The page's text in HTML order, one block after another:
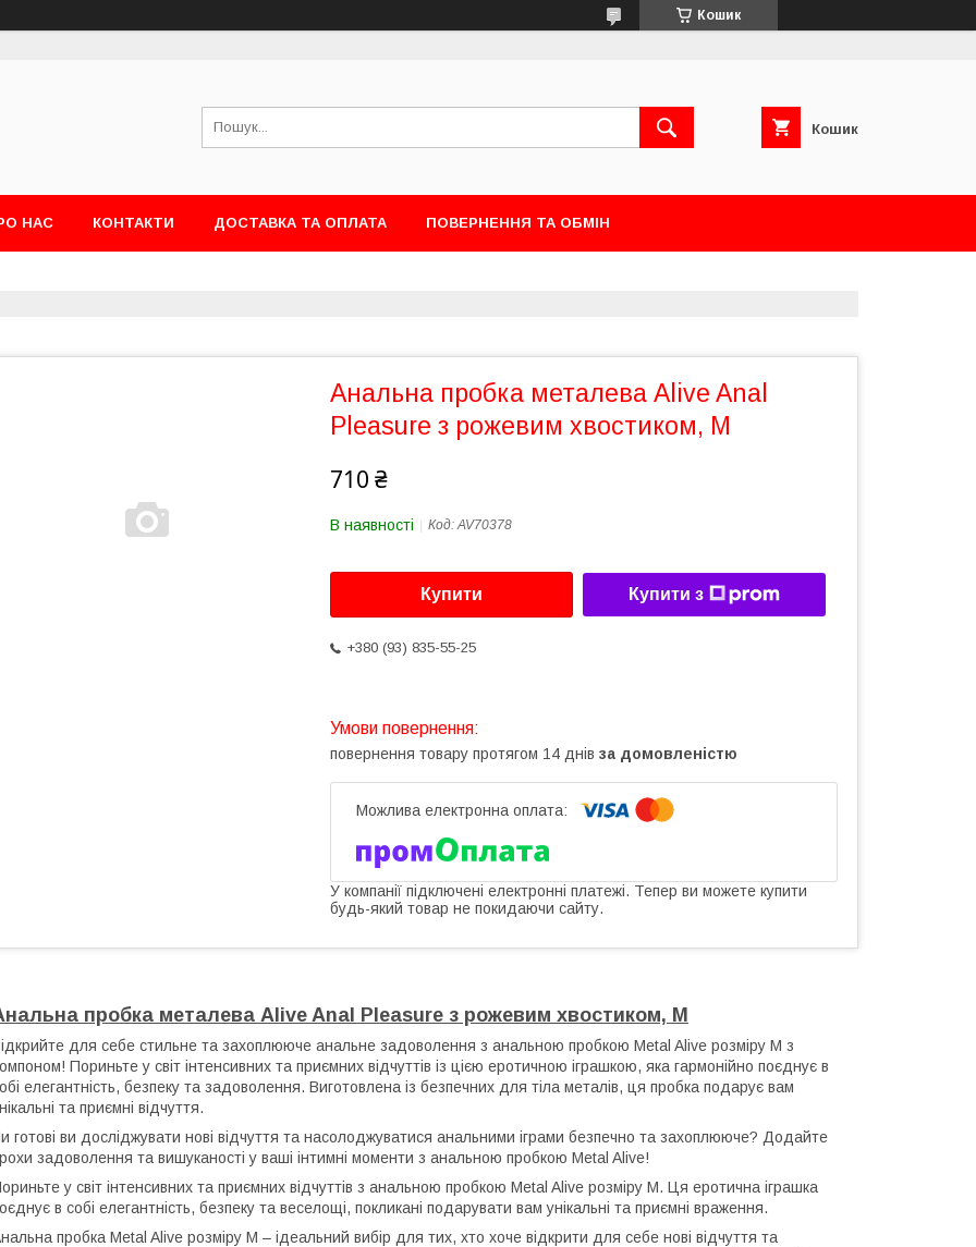
Кошик
Кошик
НАС КОНТАКТИ ДОСТАВКА ТА ОПЛАТА ПОВЕРНЕННЯ ТА ОБМІН
Анальна пробка металева Alive Anal
Pleasure з рожевим хвостиком, M
710 ₴
В наявності Код:AV70378
Купити Купити з
+380 (93) 835-55-25
повернення товару протягом 14 днів за домовленістю
У компанії підключені електронні платежі. Тепер ви можете купити
будь-який товар не покидаючи сайту.
пробка металева Alive Anal Pleasure з рожевим хвостиком, M
для себе стильне та захоплююче анальне задоволення з анальною пробкою Metal Alive розміру M з
Пориньте у світ інтенсивних та приємних відчуттів із цією еротичною іграшкою, яка гармонійно поєднує в
елегантність, безпеку та задоволення. Виготовлена із безпечних для тіла металів, ця пробка подарує вам
та приємні відчуття.
готові ви досліджувати нові відчуття та насолоджуватися анальними іграми безпечно та захоплююче? Додайте
задоволення та вишуканості у ваші інтимні моменти з анальною пробкою Metal Alive!
у світ інтенсивних та приємних відчуттів з анальною пробкою Metal Alive розміру M. Ця еротична іграшка
в собі елегантність, безпеку та веселощі, покликані подарувати вам унікальні та приємні враження.
пробка Metal Alive розміру M – ідеальний вибір для тих, хто хоче відкрити для себе нові відчуття та